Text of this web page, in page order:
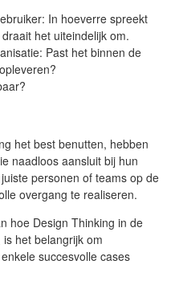
In hoeverre spreekt
het uiteindelijk om.
Past het binnen de
het best benutten, hebben
naadloos aansluit bij hun
personen of teams op de
overgang te realiseren.
hoe Design Thinking in de
het belangrijk om
succesvolle cases